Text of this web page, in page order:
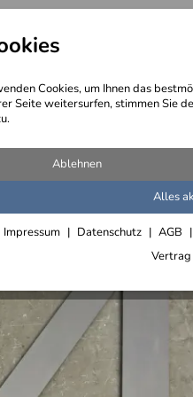
Cookies, um Ihnen das
Seite weitersurfen, stimmen Sie
Ablehnen
Alles
Impressum Datenschutz AGB